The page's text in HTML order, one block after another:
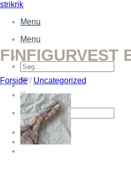
Fortsæt
indhold
strikrik
Menu
Menu
Søg
efter:
Kurv
Søg
efter:
FINFIGURVEST
Forside / Uncategorized